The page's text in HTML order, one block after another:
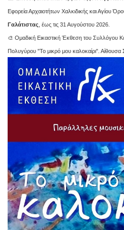
Εφορεία Αρχαιοτήτων Χαλκιδικής και Αγίου
Γαλάτιστας , έως τις 31 Αυγούστου 2026.
🎨 Ομαδική Εικαστική Έκθεση του Συλλόγου
Πολυγύρου "Το μικρό μου καλοκαίρι".